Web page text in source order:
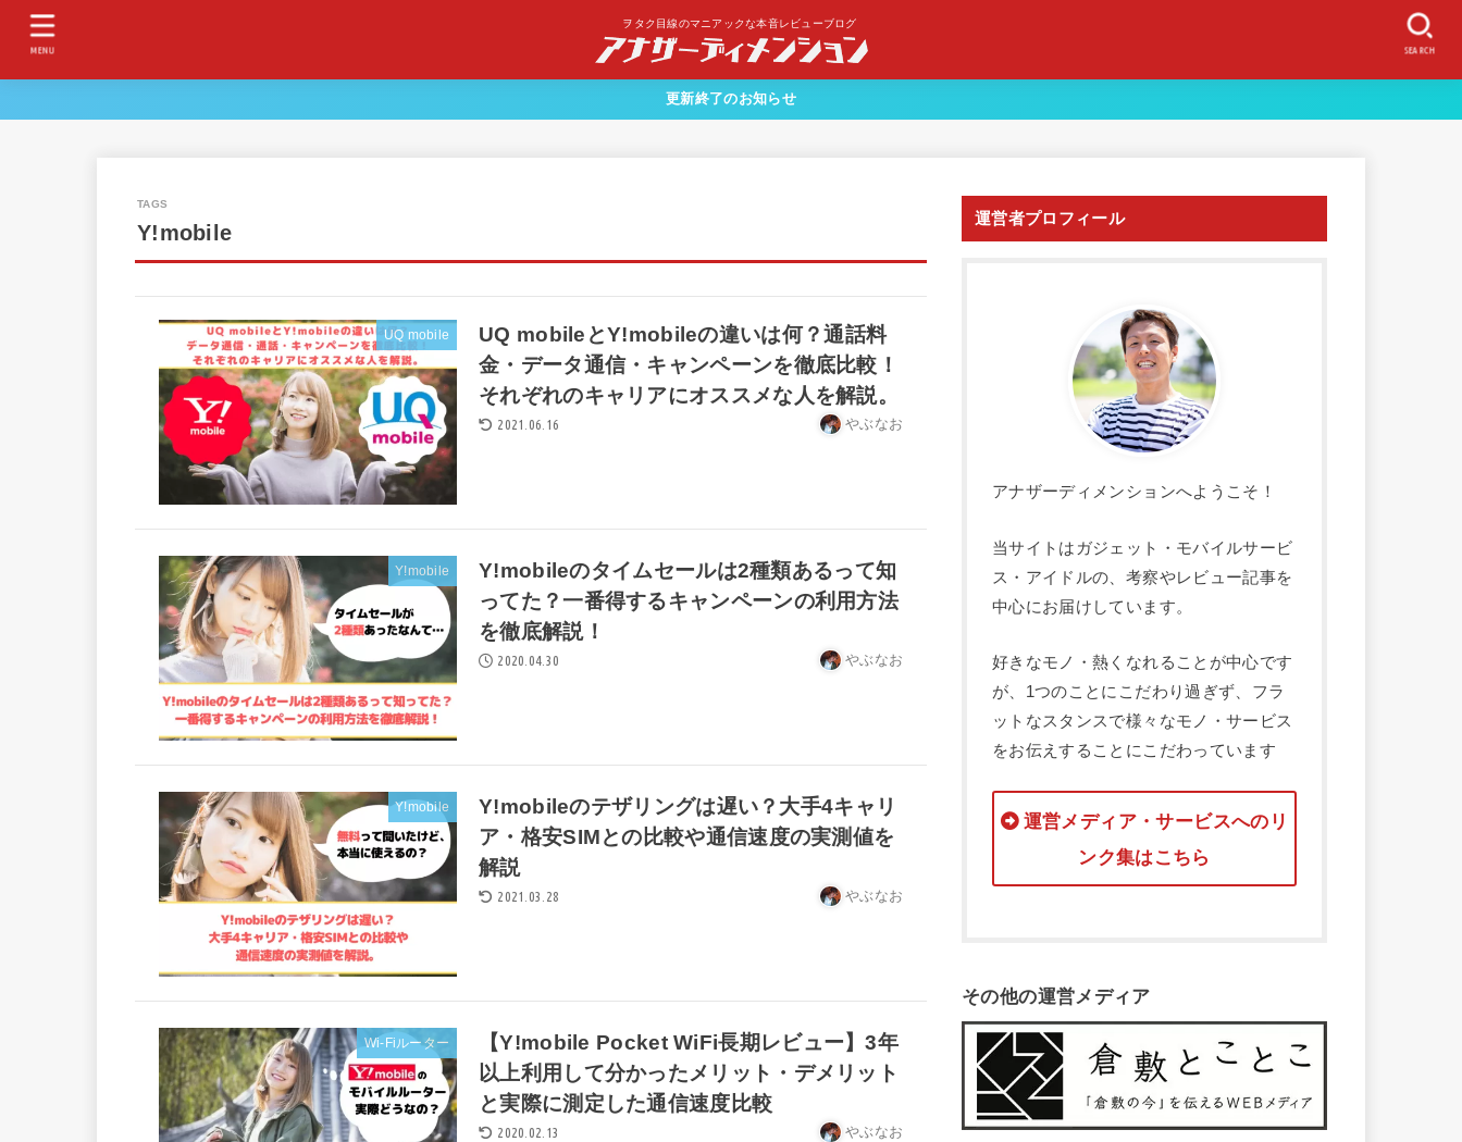
ヲタク目線のマニアックな本音レビューブログ
SEARCH
MENU
更新終了のお知らせ
Y!mobile
UQ mobile
UQ mobileとY!mobileの違いは何？通話料
金・データ通信・キャンペーンを徹底比較！
それぞれのキャリアにオススメな人を解説。
2021.06.16 やぶなお
Y!mobile
Y!mobileのタイムセールは2種類あるって知
ってた？一番得するキャンペーンの利用方法
を徹底解説！
2020.04.30 やぶなお
Y!mobile
Y!mobileのテザリングは遅い？大手4キャリ
ア・格安SIMとの比較や通信速度の実測値を
解説
2021.03.28 やぶなお
Wi-Fiルーター
【Y!mobile Pocket WiFi長期レビュー】3年
以上利用して分かったメリット・デメリット
と実際に測定した通信速度比較
2020.02.13 やぶなお
運営者プロフィール
アナザーディメンションへようこそ！
当サイトはガジェット・モバイルサービ
ス・アイドルの、考察やレビュー記事を
中心にお届けしています。
好きなモノ・熱くなれることが中心です
が、1つのことにこだわり過ぎず、フラ
ットなスタンスで様々なモノ・サービス
をお伝えすることにこだわっています
運営メディア・サービスへのリ
ンク集はこちら
その他の運営メディア